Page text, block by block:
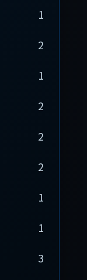
1
2
1
2
2
2
1
1
3